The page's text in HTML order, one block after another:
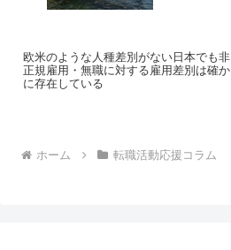
欧米のような人種差別がない日本でも非
正規雇用・無職に対する雇用差別は確か
に存在している
ホーム 転職活動応援コラム